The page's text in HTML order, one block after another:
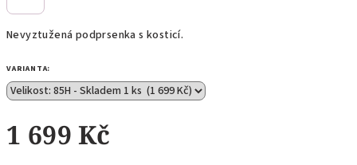
Nevyztužená podprsenka s kosticí.
VARIANTA:
1 699 Kč